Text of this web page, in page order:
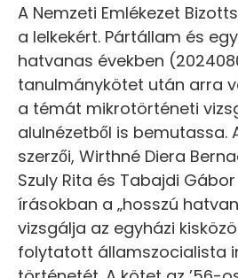
A Nemzeti Emlékezet
a lelkekért. Pártállam és
hatvanas években
tanulmánykötet után arra
a témát mikrotörténeti
alulnézetből is bemutassa.
szerzői, Wirthné Diera
Szuly Rita és Tabajdi
írásokban a „hosszú
vizsgálja az egyházi
folytatott államszocialista